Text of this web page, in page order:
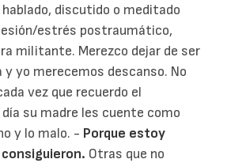
discutido o meditado
estrés postraumático,
militante. Merezco dejar de ser
yo merecemos descanso. No
vez que recuerdo el
su madre les cuente como
y lo malo. - Porque estoy
Otras que no